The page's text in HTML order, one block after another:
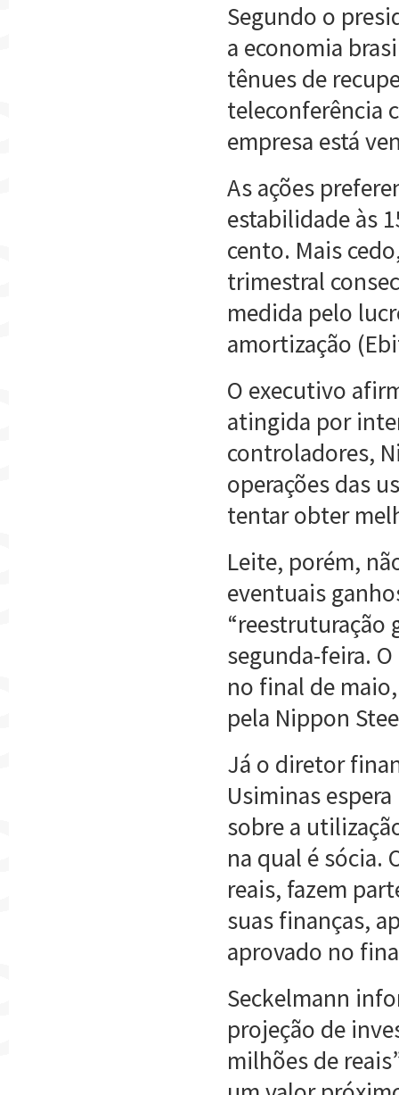
Segundo o
a economia
tênues de
teleconferência
empresa está
As ações
estabilidade às
cento. Mais
trimestral
medida pelo
amortização
O executivo
atingida por
controladores,
operações das
tentar obter
Leite, porém,
eventuais
“reestruturação
segunda-feira.
no final de
pela Nippon
Já o diretor
Usiminas
sobre a
na qual é sócia.
reais, fazem
suas finanças,
aprovado no
Seckelmann
projeção de
milhões de